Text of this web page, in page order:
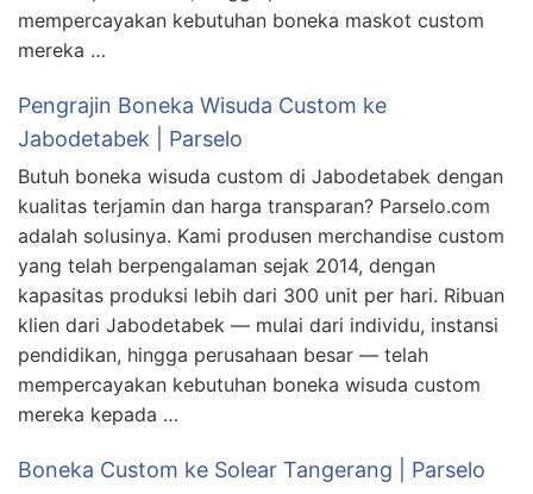
mempercayakan kebutuhan boneka maskot custom
mereka …
Pengrajin Boneka Wisuda Custom ke
Jabodetabek | Parselo
Butuh boneka wisuda custom di Jabodetabek dengan
kualitas terjamin dan harga transparan? Parselo.com
adalah solusinya. Kami produsen merchandise custom
yang telah berpengalaman sejak 2014, dengan
kapasitas produksi lebih dari 300 unit per hari. Ribuan
klien dari Jabodetabek — mulai dari individu, instansi
pendidikan, hingga perusahaan besar — telah
mempercayakan kebutuhan boneka wisuda custom
mereka kepada …
Boneka Custom ke Solear Tangerang | Parselo